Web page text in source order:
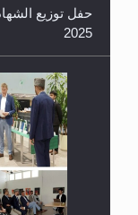
حفل توزيع
2025